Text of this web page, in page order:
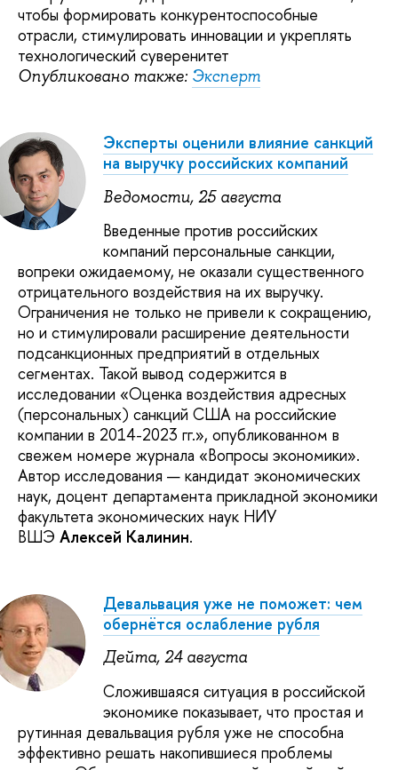
чтобы формировать конкурентоспособные
отрасли, стимулировать инновации и укреплять
технологический суверенитет
Опубликовано также: Эксперт
Эксперты оценили влияние санкций
на выручку российских компаний
Ведомости, 25 августа
Введенные против российских
компаний персональные санкции,
вопреки ожидаемому, не оказали существенного
отрицательного воздействия на их выручку.
Ограничения не только не привели к сокращению,
но и стимулировали расширение деятельности
подсанкционных предприятий в отдельных
сегментах. Такой вывод содержится в
исследовании «Оценка воздействия адресных
(персональных) санкций США на российские
компании в 2014-2023 гг.», опубликованном в
свежем номере журнала «Вопросы экономики».
Автор исследования — кандидат экономических
наук, доцент департамента прикладной экономики
факультета экономических наук НИУ
ВШЭ Алексей Калинин.
Девальвация уже не поможет: чем
обернётся ослабление рубля
Дейта, 24 августа
Сложившаяся ситуация в российской
экономике показывает, что простая и
рутинная девальвация рубля уже не способна
эффективно решать накопившиеся проблемы